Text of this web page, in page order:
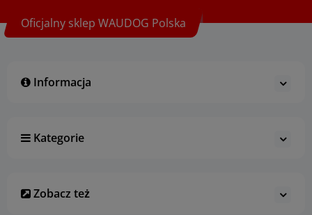
Oficjalny sklep WAUDOG Polska
Informacja
Kategorie
Zobacz też